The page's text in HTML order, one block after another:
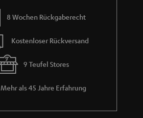
8 Wochen Rückgaberecht
Kostenloser Rückversand
9 Teufel Stores
Mehr als 45 Jahre Erfahrung